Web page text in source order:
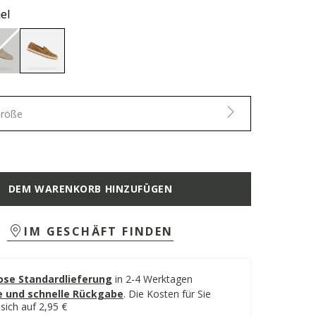
DEM WARENKORB HINZUFÜGEN
IM GESCHÄFT FINDEN
Standardlieferung in 2-4 Werktagen
und schnelle Rückgabe. Die Kosten für Sie
auf 2,95 €